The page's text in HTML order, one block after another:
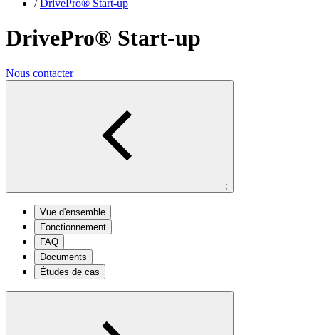
/ DrivePro® Start-up
DrivePro® Start-up
Nous contacter
;
Vue d'ensemble
Fonctionnement
FAQ
Documents
Études de cas